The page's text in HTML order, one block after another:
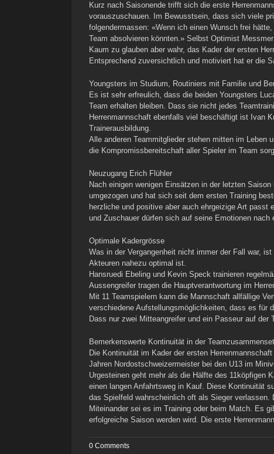
Kurz nach Saisonende trifft sich die erste
vorauszuschauen. Im Bewusstsein, dass sich viele
folgendermassen: «Wenn ich einen Wunsch frei
Team absolvieren könnten.» Selbst Optimist
Kaum zu glauben aber wahr, das Kader der ersten
Entsprechend zuversichtlich und motiviert hat er die
Youngsters im Studium, Routiniers mit Familie und
Es ist sehr erfreulich, dass die beiden Youngsters
Team erhalten bleiben. Dass sie nicht jedes
Herrenmannschaft ebenfalls viel beschäftigt ist Ivan
Trainerausbildung.
Alle anderen Teammitglieder stehen mitten im Leben
die Kompromissbereitschaft aller Spieler im Team
Neuzugang Erich Flühler
Nach einigen wenigen Einsätzen in der letzten
umgezogen und hat sich seit dem ersten Training
herzliche und positive aber auch ehrgeizige Art
und Zuschauer dürfen sich auf seine Emotionen nach
Optimale Kadergrösse
Was in der Vergangenheit nicht immer der Fall war,
Akteuren nahezu optimal ist.
Hansruedi Ebeling und Kevin Speck trainieren
Aussengreifer tragen die Hauptverantwortung im
Mit 11 Teamspielern kann die Mannschaft allfällige
verschiedene Aufstellungsmöglichkeiten, dass es für
Dass nur zwei Mitteangreifer und ein Passeur auf
Bemerkenswerte Kontinuität in der
Die Kontinuität im Kader der ersten
Jahren Nordostschweizermeister bei den U13 im
Urgesteinen geht mehr als die Hälfte des 11köpfigen
einen langen Anfahrtsweg in Kauf. Diese Kontinuität
das Spielfeld wahrscheinlich oft als Sieger
Miteinander sei es im Training oder beim Match. Es
erfolgreiche Saison werden wird. Die erste
0 Comments